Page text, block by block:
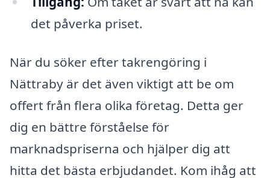
det påverka priset.
När du söker efter takrengöring i
Nättraby är det även viktigt att be om
offert från flera olika företag. Detta ger
dig en bättre förståelse för
marknadspriserna och hjälper dig att
hitta det bästa erbjudandet. Kom ihåg att